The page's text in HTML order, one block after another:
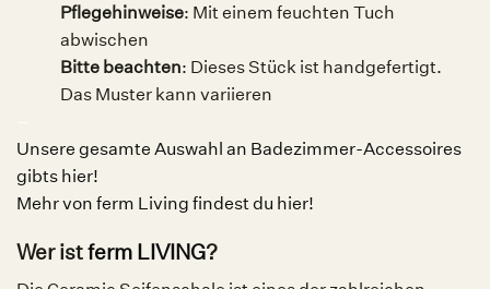
Pflegehinweise: Mit einem feuchten Tuch
abwischen
Bitte beachten: Dieses Stück ist handgefertigt.
Das Muster kann variieren
Unsere gesamte Auswahl an Badezimmer-Accessoires
gibts hier!
Mehr von ferm Living findest du hier!
Wer istferm LIVING?